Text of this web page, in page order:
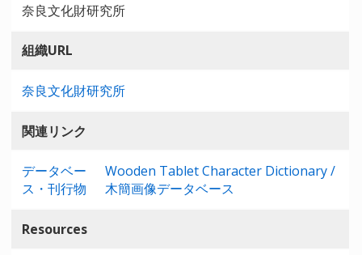
奈良文化財研究所
組織URL
奈良文化財研究所
関連リンク
データベー
ス・刊行物
Wooden Tablet Character Dictionary /
木簡画像データベース
Resources